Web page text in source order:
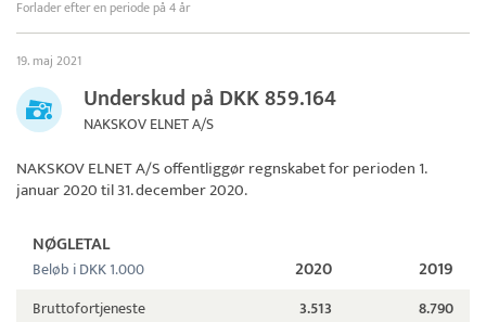
Forlader efter en periode på 4 år
19. maj 2021
Underskud på DKK 859.164
NAKSKOV ELNET A/S
NAKSKOV ELNET A/Soffentliggør regnskabet for perioden 1.
januar 2020 til 31. december 2020.
NØGLETAL
Beløb i DKK 1.000 2020 2019
Bruttofortjeneste 3.513
8.790